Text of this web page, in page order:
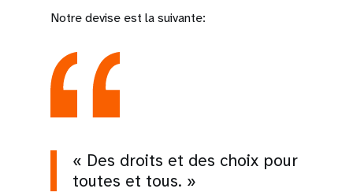
Notre devise est la suivante:
« Des droits et des choix pour
toutes et tous. »